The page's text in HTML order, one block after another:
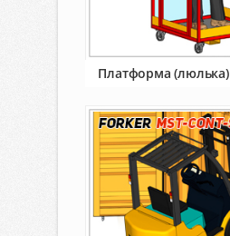
Платформа (люлька)